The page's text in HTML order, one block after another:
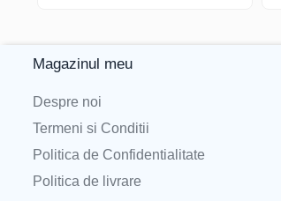
Magazinul meu
Despre noi
Termeni si Conditii
Politica de Confidentialitate
Politica de livrare